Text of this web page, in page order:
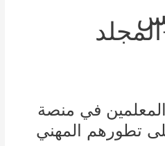
في منصة
تطورهم المهني